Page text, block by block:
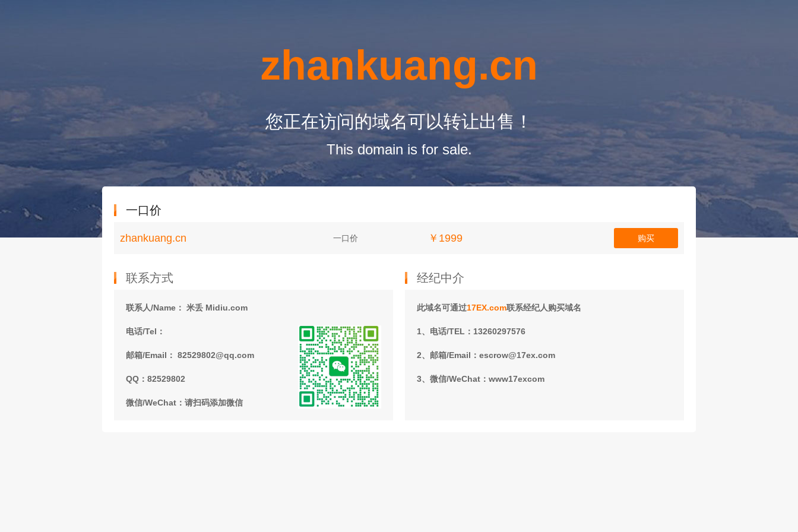
zhankuang.cn
您正在访问的域名可以转让出售！
This domain is for sale.
一口价
zhankuang.cn 一口价 ￥1999 购买
联系方式
联系人/Name： 米丢 Midiu.com
电话/Tel：
邮箱/Email： 82529802@qq.com
QQ：82529802
微信/WeChat：请扫码添加微信
经纪中介
此域名可通过17EX.com联系经纪人购买域名
1、电话/TEL：13260297576
2、邮箱/Email：escrow@17ex.com
3、微信/WeChat：www17excom